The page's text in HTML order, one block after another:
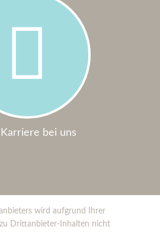
Karriere bei uns
wird aufgrund Ihrer
Drittanbieter-Inhalten nicht